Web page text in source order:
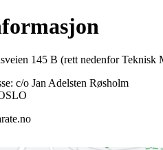
145 B (rett nedenfor Teknisk
c/o Jan Adelsten Røsholm